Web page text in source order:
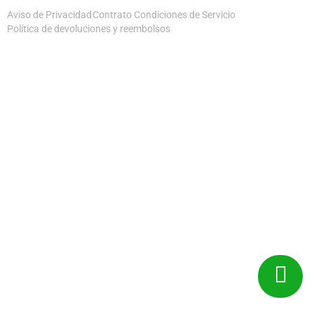
Aviso de Privacidad Contrato Condiciones de Servicio
Política de devoluciones y reembolsos